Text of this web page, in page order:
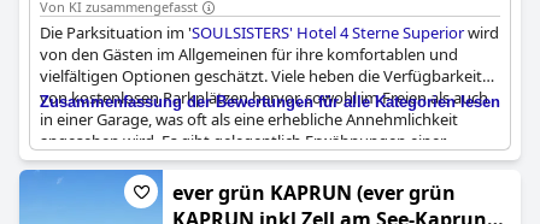
Von KI zusammengefasst
Die Parksituation im 'SOULSISTERS' Hotel 4 Sterne Superiorwird
von den Gästen im Allgemeinen für ihre komfortablen und
vielfältigen Optionen geschätzt. Viele heben die Verfügbarkeit
von kostenlosen Parkplätzen hervor, sowohl im Freien als auch
in einer Garage, was oft als eine erhebliche Annehmlichkeit
angesehen wird. Es gibt gelegentlich Erwähnungen einer
geringen Gebühr für das Parken in der Tiefgarage, die als
geräumig und gut gepflegt beschrieben wird. Es ist jedoch
erwähnenswert, dass die Parkplatzverfügbarkeit manchmal
Zusammenfassung der Bewertungen für alle Kategorien lesen
ever grün KAPRUN (ever grün